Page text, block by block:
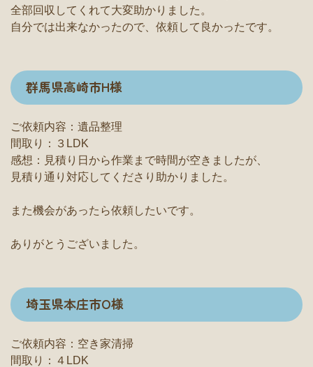
全部回収してくれて大変助かりました。
自分では出来なかったので、依頼して良かったです。
群馬県高崎市H様
ご依頼内容：遺品整理
間取り：３LDK
感想：見積り日から作業まで時間が空きましたが、
見積り通り対応してくださり助かりました。
また機会があったら依頼したいです。
ありがとうございました。
埼玉県本庄市O様
ご依頼内容：空き家清掃
間取り：４LDK